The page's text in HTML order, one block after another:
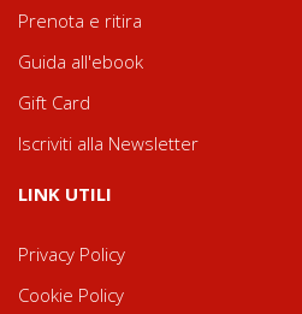
Prenota e ritira
Guida all'ebook
Gift Card
Iscriviti alla Newsletter
LINK UTILI
Privacy Policy
Cookie Policy